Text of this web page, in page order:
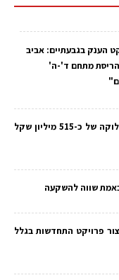
הענק בגבעתיים: אביב
מתחם ד'-ה'
בזק ברבעון השני: זינוק של 38% ברווח הנקי וחלוקה של כ-515 מיליון שקל
שווה להשקעה
פרויקט התחדשות בגלל